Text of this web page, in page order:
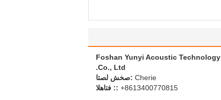
Foshan Yunyi Acoustic Technology
Co., Ltd.
اتصل شخص: Cherie
الهاتف :: +8613400770815